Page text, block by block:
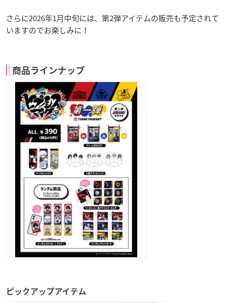
さらに2026年1月中旬には、第2弾アイテムの販売も予定されて
いますのでお楽しみに！
商品ラインナップ
ピックアップアイテム